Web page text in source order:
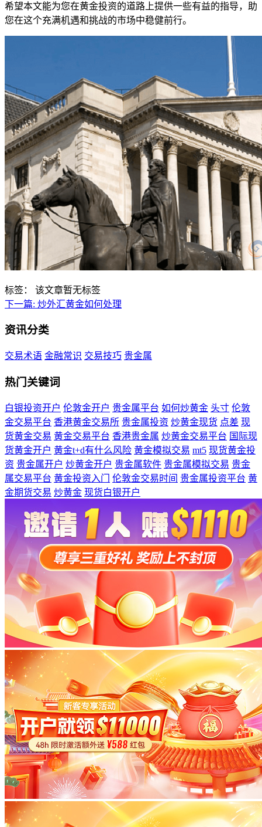
希望本文能为您在黄金投资的道路上提供一些有益的指导，助
您在这个充满机遇和挑战的市场中稳健前行。
标签：
该文章暂无标签
下一篇: 炒外汇黄金如何处理
资讯分类
交易术语 金融常识 交易技巧 贵金属
热门关键词
白银投资开户 伦敦金开户 贵金属平台 如何炒黄金 头寸 伦敦
金交易平台 香港黄金交易所 贵金属投资 炒黄金现货 点差 现
货黄金交易 黄金交易平台 香港贵金属 炒黄金交易平台 国际现
货黄金开户 黄金t+d有什么风险 黄金模拟交易 mt5 现货黄金投
资 贵金属开户 炒黄金开户 贵金属软件 贵金属模拟交易 贵金
属交易平台 黄金投资入门 伦敦金交易时间 贵金属投资平台 黄
金期货交易 炒黄金 现货白银开户